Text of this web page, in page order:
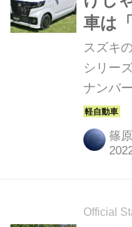
車は
い！
スズキ
シリー
ナンバ
BASE」
と、最
てみた
篠
Official